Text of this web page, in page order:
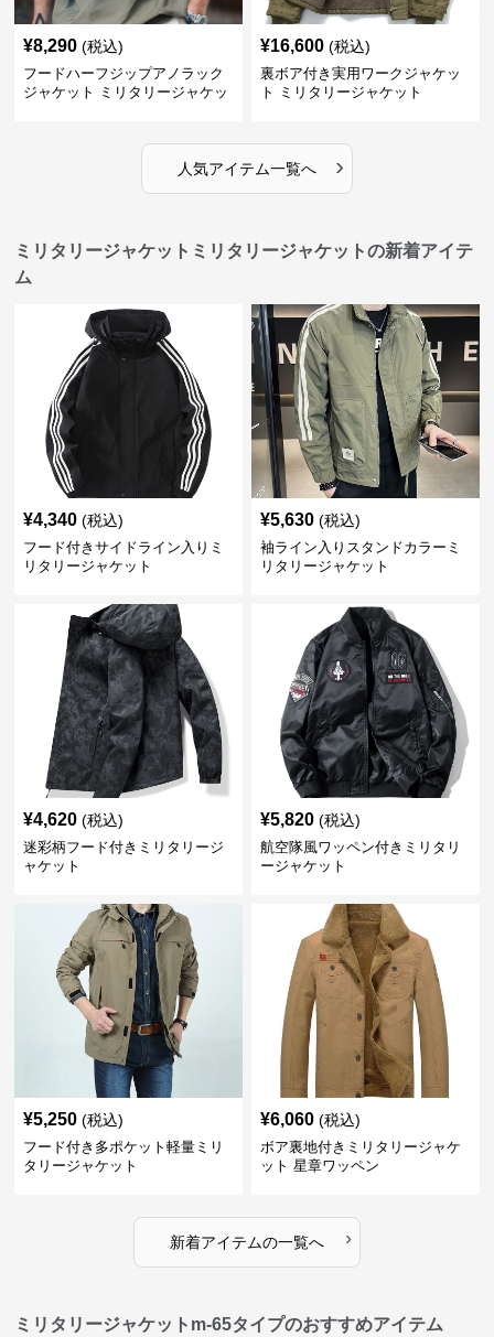
¥8,290 (税込)
フードハーフジップアノラック
ジャケット ミリタリージャケッ
¥16,600 (税込)
裏ボア付き実用ワークジャケッ
ト ミリタリージャケット
人気アイテム一覧へ ›
ミリタリージャケットミリタリージャケットの新着アイテ
ム
¥4,340 (税込)
フード付きサイドライン入りミ
リタリージャケット
¥5,630 (税込)
袖ライン入りスタンドカラーミ
リタリージャケット
¥4,620 (税込)
迷彩柄フード付きミリタリージ
ャケット
¥5,820 (税込)
航空隊風ワッペン付きミリタリ
ージャケット
¥5,250 (税込)
フード付き多ポケット軽量ミリ
タリージャケット
¥6,060 (税込)
ボア裏地付きミリタリージャケ
ット 星章ワッペン
新着アイテムの一覧へ ›
ミリタリージャケットm-65タイプのおすすめアイテム